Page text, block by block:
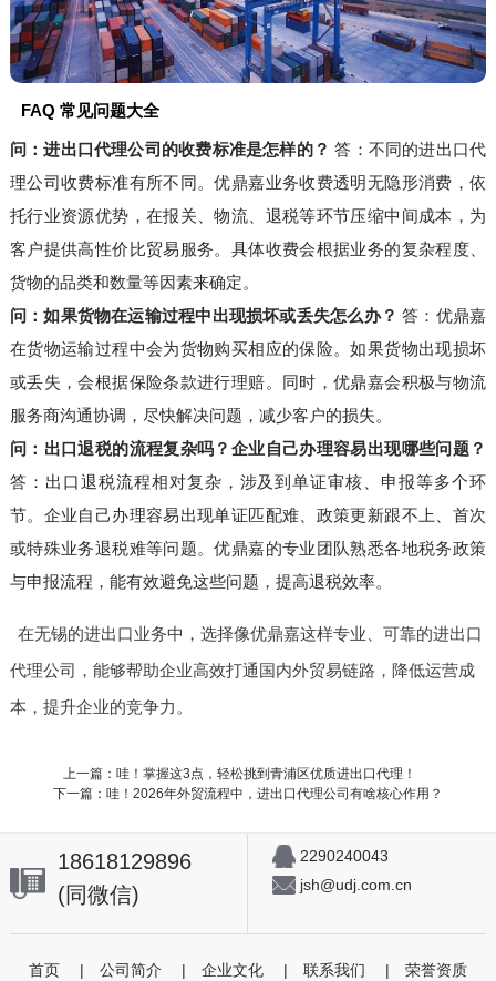
FAQ 常见问题大全
问：进出口代理公司的收费标准是怎样的？ 答：不同的进出口代
理公司收费标准有所不同。优鼎嘉业务收费透明无隐形消费，依
托行业资源优势，在报关、物流、退税等环节压缩中间成本，为
客户提供高性价比贸易服务。具体收费会根据业务的复杂程度、
货物的品类和数量等因素来确定。
问：如果货物在运输过程中出现损坏或丢失怎么办？ 答：优鼎嘉
在货物运输过程中会为货物购买相应的保险。如果货物出现损坏
或丢失，会根据保险条款进行理赔。同时，优鼎嘉会积极与物流
服务商沟通协调，尽快解决问题，减少客户的损失。
问：出口退税的流程复杂吗？企业自己办理容易出现哪些问题？
答：出口退税流程相对复杂，涉及到单证审核、申报等多个环
节。企业自己办理容易出现单证匹配难、政策更新跟不上、首次
或特殊业务退税难等问题。优鼎嘉的专业团队熟悉各地税务政策
与申报流程，能有效避免这些问题，提高退税效率。
在无锡的进出口业务中，选择像优鼎嘉这样专业、可靠的进出口
代理公司，能够帮助企业高效打通国内外贸易链路，降低运营成
本，提升企业的竞争力。
上一篇：哇！掌握这3点，轻松挑到青浦区优质进出口代理！
下一篇：哇！2026年外贸流程中，进出口代理公司有啥核心作用？
18618129896
(同微信)
2290240043
jsh@udj.com.cn
首页 | 公司简介 | 企业文化 | 联系我们 | 荣誉资质